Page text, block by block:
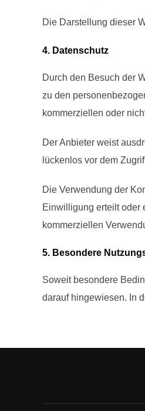
Die Darstellung dieser
4. Datenschutz
Durch den Besuch der
zu den
kommerziellen oder
Der Anbieter weist
lückenlos vor dem
Die Verwendung der
Einwilligung erteilt oder
kommerziellen
5. Besondere
Soweit besondere
darauf hingewiesen. In